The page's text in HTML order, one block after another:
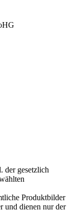
der gesetzlich
Produktbilder
und dienen nur der